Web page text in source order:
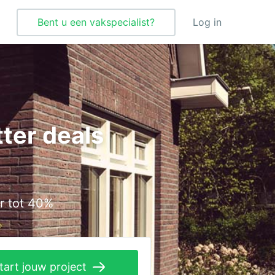
Bent u een vakspecialist? Log in
Tegelzetter
Vloeren
Vochtbestrijding
Warmtepomp
Zonnepanelen
Zonwering
deals
tot 40%
jouw project